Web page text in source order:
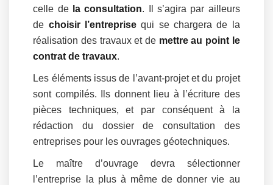
celle de la consultation. Il s’agira par ailleurs
de choisir l’entreprise qui se chargera de la
réalisation des travaux et de mettre au point le
contrat de travaux.
Les éléments issus de l’avant-projet et du projet
sont compilés. Ils donnent lieu à l’écriture des
pièces techniques, et par conséquent à la
rédaction du dossier de consultation des
entreprises pour les ouvrages géotechniques.
Le maître d’ouvrage devra sélectionner
l’entreprise la plus à même de donner vie au